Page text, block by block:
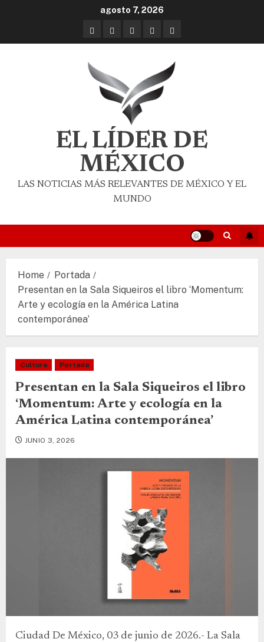
agosto 7, 2026
EL LÍDER DE
MÉXICO
LAS NOTICIAS MÁS RELEVANTES DE MÉXICO Y EL
MUNDO
Home
Portada
Presentan en la Sala Siqueiros el libro ‘Momentum:
Arte y ecología en la América Latina
contemporánea’
Cultura Portada
Presentan en la Sala Siqueiros el libro
‘Momentum: Arte y ecología en la
América Latina contemporánea’
JUNIO 3, 2026
Ciudad De México, 03 de junio de 2026.- La Sala